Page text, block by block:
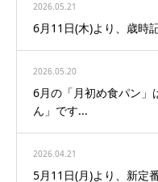
2026.05.21
6月11日(木)より、歳時
2026.05.20
6月の「月初め食パン」
ん」です...
2026.04.21
5月11日(月)より、新定